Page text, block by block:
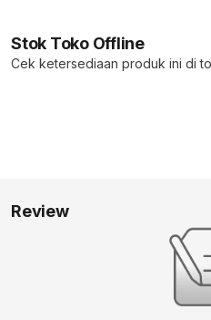
Stok Toko Offline
Cek ketersediaan produk ini di
Review